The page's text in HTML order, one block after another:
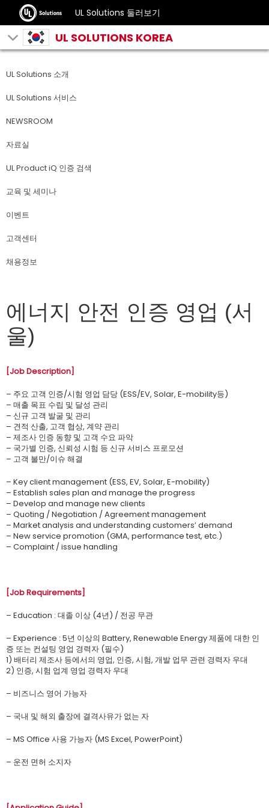
UL Solutions 둘러보기
UL SOLUTIONS KOREA
UL Solutions 소개
UL Solutions 서비스
NEWSROOM
자료실
UL Product iQ 인증 검색
교육 및 세미나
이벤트
고객센터
채용정보
에너지 안전 인증 영업 (서
울)
[Job Description]
– 주요 고객 인증/시험 영업 담당 (ESS/EV, Solar, E-mobility등)
– 매출 목표 수립 및 달성 관리
– 신규 고객 발굴 및 관리
– 견적 산출, 고객 협상, 계약 관리
– 제조사 인증 동향 및 고객 수요 파악
– 국가별 인증, 신뢰성 시험 등 신규 서비스 프로모션
– 고객 불만/이슈 해결
– Key client management (ESS, EV, Solar, E-mobility)
– Establish sales plan and manage the progress
– Develop and manage new clients
– Quoting / Negotiation / Agreement management
– Market analysis and understanding customers’ demand
– New service promotion (GMA, performance test, etc.)
– Complaint / issue handling
[Job Requirements]
– Education : 대졸 이상 (4년) / 전공 무관
– Experience : 5년 이상의 Battery, Renewable Energy 제품에 대한 인
증 또는 컨설팅 영업 경력자 (필수)
1) 배터리 제조사 등에서의 영업, 인증, 시험, 개발 업무 관련 경력자 우대
2) 인증, 시험 업계 영업 경력자 우대
– 비즈니스 영어 가능자
– 국내 및 해외 출장에 결격사유가 없는 자
– MS Office 사용 가능자 (MS Excel, PowerPoint)
– 운전 면허 소지자